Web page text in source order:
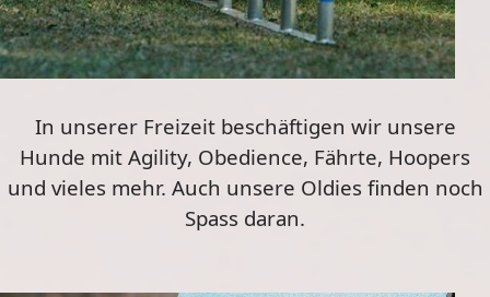
In unserer Freizeit beschäftigen wir unsere
Hunde mit Agility, Obedience, Fährte, Hoopers
und vieles mehr. Auch unsere Oldies finden noch
Spass daran.